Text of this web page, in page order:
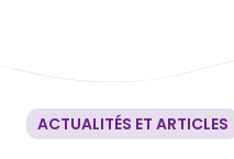
ACTUALITÉS ET ARTICLES